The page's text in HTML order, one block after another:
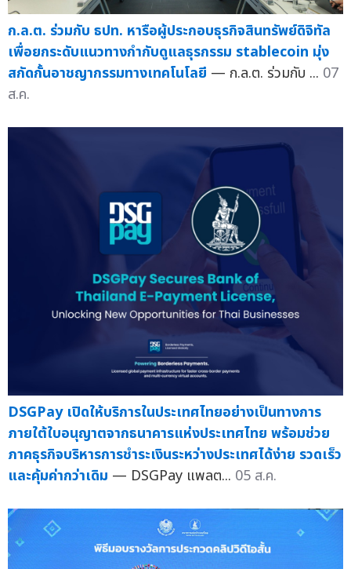
ก.ล.ต. ร่วมกับ ธปท. หารือผู้ประกอบธุรกิจสินทรัพย์ดิจิทัล
เพื่อยกระดับแนวทางกำกับดูแลธุรกรรม stablecoin มุ่ง
สกัดกั้นอาชญากรรมทางเทคโนโลยี — ก.ล.ต. ร่วมกับ ... 07
ส.ค.
DSGPay เปิดให้บริการในประเทศไทยอย่างเป็นทางการ
ภายใต้ใบอนุญาตจากธนาคารแห่งประเทศไทย พร้อมช่วย
ภาคธุรกิจบริหารการชำระเงินระหว่างประเทศได้ง่าย รวดเร็ว
และคุ้มค่ากว่าเดิม — DSGPay แพลต... 05 ส.ค.